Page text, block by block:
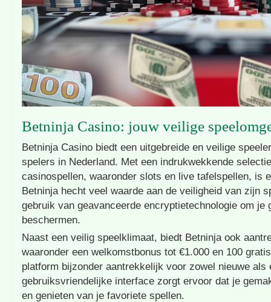
Betninja Casino: jouw veilige
Betninja Casino biedt een uitgebreide en veilige
spelers in Nederland. Met een indrukwekkende
casinospellen, waaronder slots en live tafelspellen, is
Betninja hecht veel waarde aan de veiligheid van zijn
gebruik van geavanceerde encryptietechnologie om je
beschermen.
Naast een veilig speelklimaat, biedt Betninja ook
waaronder een welkomstbonus tot €1.000 en 100
platform bijzonder aantrekkelijk voor zowel nieuwe als
gebruiksvriendelijke interface zorgt ervoor dat je
en genieten van je favoriete spellen.